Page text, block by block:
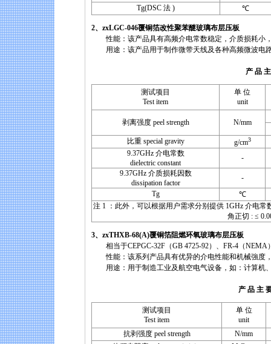
Tg(DSC 法 )
℃
2、zxLGC-046覆铜箔改性聚苯醚玻璃布层压板
性能：该产品具有高频介电常数稳定，介质损耗小
用途：该产品用于制作微带天线及各种高频微波电
产 品 主 要 性
测试项目
Test item
单 位
unit
剥离强度 peel strength N/mm
比重 special gravity g/cm3
9.37GHz 介电常数
dielectric constant
-
9.37GHz 介质损耗因数
dissipation factor
-
Tg
℃
注 1 ：此外，可以根据用户需求分别提供 1GHz 介电常
角正切 : ≤
3、zxTHXB-68(A)覆铜箔阻燃环氧玻璃布层压板
相当于CEPGC-32F（GB 4725-92）、FR-4（NEMA
性能：该系列产品具有优异的介电性能和机械強度
用途：用于制造工业及航空电气设备，如：计算机
产 品 主 要 性
测试项目
Test item
单 位
unit
抗剥强度 peel strength
N/mm